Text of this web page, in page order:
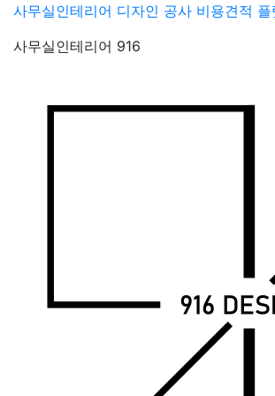
Skip
content
사무실인테리어 디자인 공사 비용견적 플
사무실인테리어 916